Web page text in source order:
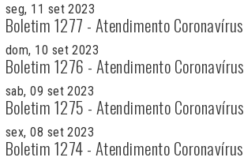
seg, 11 set 2023
Boletim 1277 - Atendimento Coronavírus
dom, 10 set 2023
Boletim 1276 - Atendimento Coronavírus
sab, 09 set 2023
Boletim 1275 - Atendimento Coronavírus
sex, 08 set 2023
Boletim 1274 - Atendimento Coronavírus